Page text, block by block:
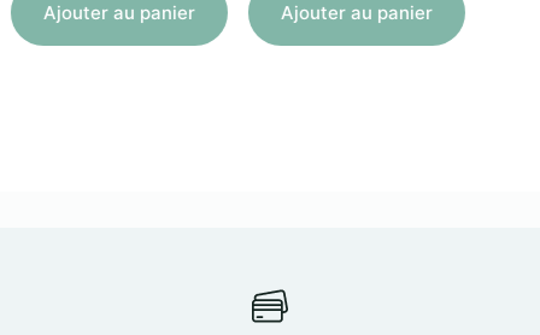
Ajouter au panier Ajouter au panier